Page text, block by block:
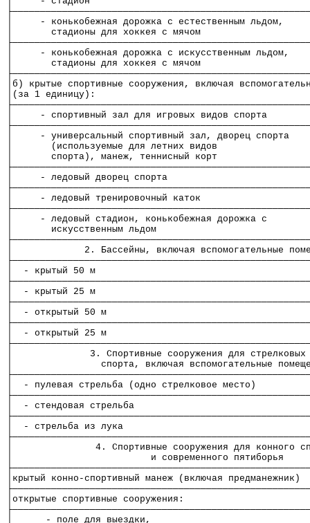
│     - конькобежная дорожка с естественным
│       стадионы для хоккея с мячом
│     - конькобежная дорожка с искусственным
│       стадионы для хоккея с мячом
│б) крытые спортивные сооружения, включая
│(за 1 единицу):
│     - спортивный зал для игровых видов спорта
│     - универсальный спортивный зал, дворец
│       (используемые для летних видов
│       спорта), манеж, теннисный корт
│     - ледовый дворец спорта
│     - ледовый тренировочный каток
│     - ледовый стадион, конькобежная дорожка с
│       искусственным льдом
│             2. Бассейны, включая вспомогательные
│  - крытый 50 м
│  - крытый 25 м
│  - открытый 50 м
│  - открытый 25 м
│              3. Спортивные сооружения для
│                спорта, включая вспомогательные
│  - пулевая стрельба (одно стрелковое место)
│  - стендовая стрельба
│  - стрельба из лука
│               4. Спортивные сооружения для
│                         и современного
│крытый конно-спортивный манеж (включая
│открытые спортивные сооружения:
│      - поле для выездки,